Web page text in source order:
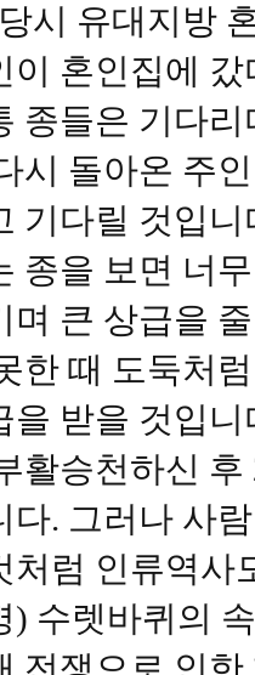
시 유대지방
이 혼인집에
종들은 기다
시 돌아온 주
기다릴 것입
종을 보면 너
며 큰 상급을
한 때 도둑처
을 받을 것입
활승천하신
다. 그러나 사
처럼 인류역사
) 수렛바퀴의